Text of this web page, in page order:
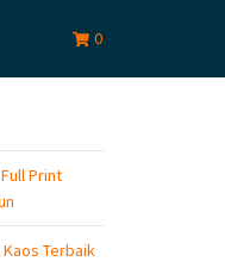
0
Print
Terbaik